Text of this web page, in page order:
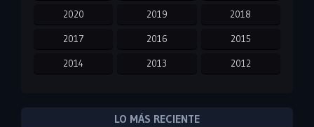
2020 2019 2018
2017 2016 2015
2014 2013 2012
2007
LO MÁS RECIENTE